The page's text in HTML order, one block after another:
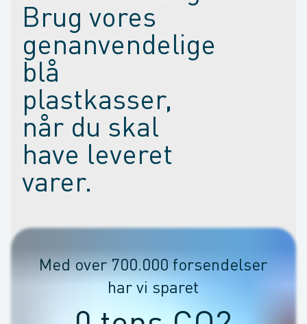
Brug vores
genanvendelige
blå
plastkasser,
når du skal
have leveret
varer.
Med over 700.000 forsendelser
har vi sparet